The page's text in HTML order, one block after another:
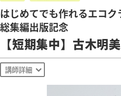
はじめてでも作れるエコ
総集編出版記念
【短期集中】古木明
講師詳細